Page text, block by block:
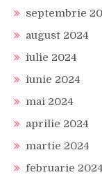
septembrie
august 2024
iulie 2024
iunie 2024
mai 2024
aprilie 2024
martie 2024
februarie 2024